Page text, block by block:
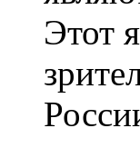
Этот